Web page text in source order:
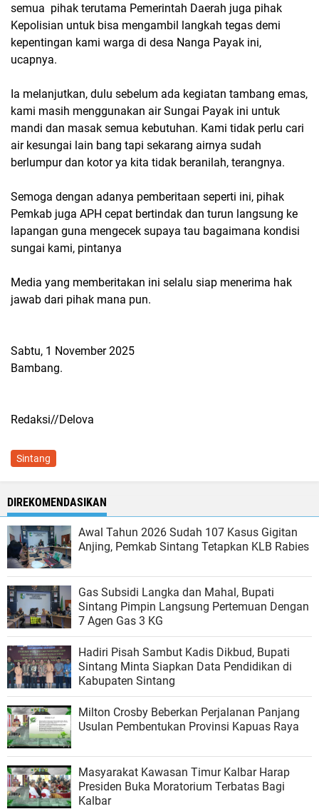
semua pihak terutama Pemerintah Daerah juga pihak
Kepolisian untuk bisa mengambil langkah tegas demi
kepentingan kami warga di desa Nanga Payak ini,
ucapnya.
Ia melanjutkan, dulu sebelum ada kegiatan tambang emas,
kami masih menggunakan air Sungai Payak ini untuk
mandi dan masak semua kebutuhan. Kami tidak perlu cari
air kesungai lain bang tapi sekarang airnya sudah
berlumpur dan kotor ya kita tidak beranilah, terangnya.
Semoga dengan adanya pemberitaan seperti ini, pihak
Pemkab juga APH cepat bertindak dan turun langsung ke
lapangan guna mengecek supaya tau bagaimana kondisi
sungai kami, pintanya
Media yang memberitakan ini selalu siap menerima hak
jawab dari pihak mana pun.
Sabtu, 1 November 2025
Bambang.
Redaksi//Delova
Sintang
DIREKOMENDASIKAN
Awal Tahun 2026 Sudah 107 Kasus Gigitan
Anjing, Pemkab Sintang Tetapkan KLB Rabies
Gas Subsidi Langka dan Mahal, Bupati
Sintang Pimpin Langsung Pertemuan Dengan
7 Agen Gas 3 KG
Hadiri Pisah Sambut Kadis Dikbud, Bupati
Sintang Minta Siapkan Data Pendidikan di
Kabupaten Sintang
Milton Crosby Beberkan Perjalanan Panjang
Usulan Pembentukan Provinsi Kapuas Raya
Masyarakat Kawasan Timur Kalbar Harap
Presiden Buka Moratorium Terbatas Bagi
Kalbar